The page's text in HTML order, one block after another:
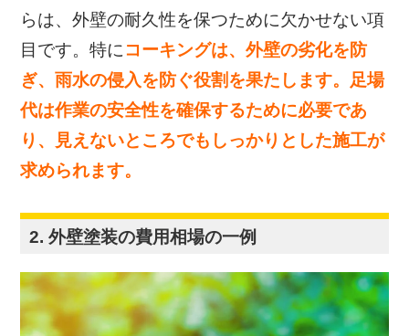
らは、外壁の耐久性を保つために欠かせない項
目です。特にコーキングは、外壁の劣化を防
ぎ、雨水の侵入を防ぐ役割を果たします。足場
代は作業の安全性を確保するために必要であ
り、見えないところでもしっかりとした施工が
求められます。
2. 外壁塗装の費用相場の一例